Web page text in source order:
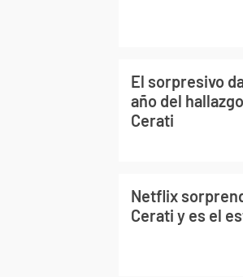
El sorpresivo
año del
Cerati
Netflix
Cerati y es el